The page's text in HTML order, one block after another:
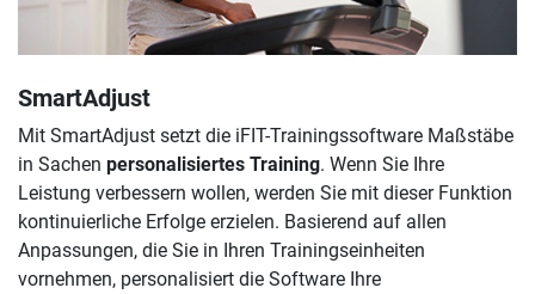
SmartAdjust
Mit SmartAdjust setzt die iFIT-Trainingssoftware Maßstäbe
in Sachen personalisiertes Training. Wenn Sie Ihre
Leistung verbessern wollen, werden Sie mit dieser Funktion
kontinuierliche Erfolge erzielen. Basierend auf allen
Anpassungen, die Sie in Ihren Trainingseinheiten
vornehmen, personalisiert die Software Ihre